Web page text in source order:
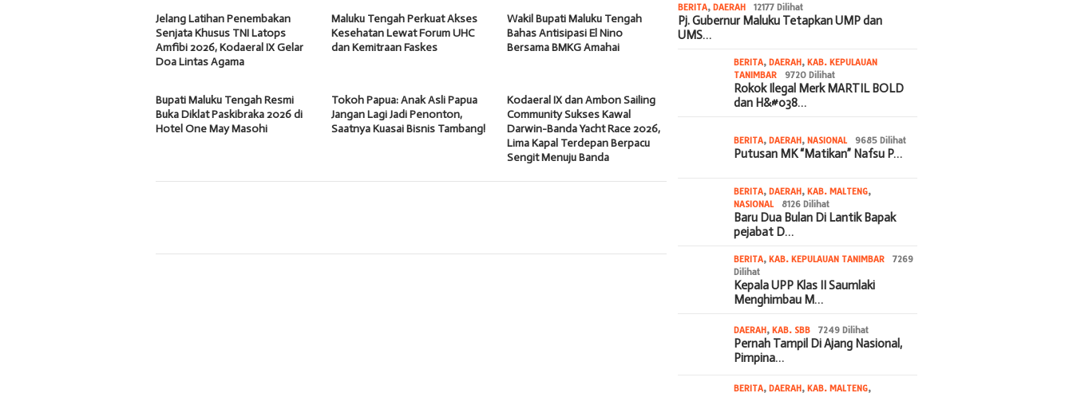
Jelang Latihan Penembakan
Senjata Khusus TNI Latops
Amfibi 2026, Kodaeral IX Gelar
Doa Lintas Agama
Maluku Tengah Perkuat Akses
Kesehatan Lewat Forum UHC
dan Kemitraan Faskes
Wakil Bupati Maluku Tengah
Bahas Antisipasi El Nino
Bersama BMKG Amahai
Bupati Maluku Tengah Resmi
Buka Diklat Paskibraka 2026 di
Hotel One May Masohi
Tokoh Papua: Anak Asli Papua
Jangan Lagi Jadi Penonton,
Saatnya Kuasai Bisnis Tambang!
Kodaeral IX dan Ambon Sailing
Community Sukses Kawal
Darwin-Banda Yacht Race 2026,
Lima Kapal Terdepan Berpacu
Sengit Menuju Banda
BERITA,DAERAH 12177 Dilihat
Pj. Gubernur Maluku Tetapkan UMP dan
UMS…
BERITA,DAERAH,KAB. KEPULAUAN
TANIMBAR
9720 Dilihat
Rokok Ilegal Merk MARTIL BOLD
dan H&#038…
BERITA,DAERAH,NASIONAL 9685 Dilihat
Putusan MK “Matikan” Nafsu P…
BERITA,DAERAH,KAB. MALTENG,
NASIONAL
8126 Dilihat
Baru Dua Bulan Di Lantik Bapak
pejabat D…
BERITA,KAB. KEPULAUAN TANIMBAR
7269
Dilihat
Kepala UPP Klas II Saumlaki
Menghimbau M…
DAERAH,KAB. SBB 7249 Dilihat
Pernah Tampil Di Ajang Nasional,
Pimpina…
BERITA,DAERAH,KAB. MALTENG,